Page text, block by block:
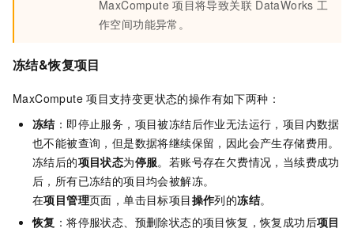
MaxCompute 项目将导致关联 DataWorks 工
作空间功能异常。
冻结&恢复项目
MaxCompute 项目支持变更状态的操作有如下两种：
冻结 ：即停止服务，项目被冻结后作业无法运行，项目内数据
也不能被查询，但是数据将继续保留，因此会产生存储费用。
冻结后的项目状态为停服。若账号存在欠费情况，当续费成功
后，所有已冻结的项目均会被解冻。
在项目管理页面，单击目标项目操作列的冻结。
恢复 ：将停服状态、预删除状态的项目恢复，恢复成功后项目